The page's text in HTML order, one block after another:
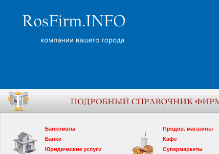
Банкоматы
Банки
Юридические услуги
Продов. магазины
Кафе
Супермаркеты